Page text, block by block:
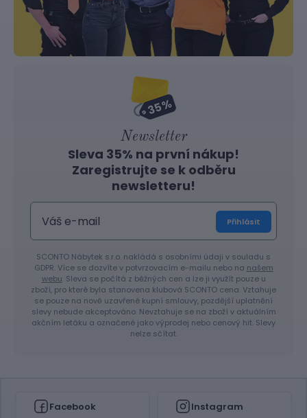
Newsletter
Sleva 35% na první nákup!
Zaregistrujte se k odběru
newsletteru!
Přihlásit
SCONTO Nábytek s.r.o. nakládá s osobními údaji v souladu s
GDPR. Více se dozvíte v potvrzovacím e-mailu nebo na našem
webu. Sleva se počítá z běžných cen a lze ji využít pouze u
zboží, pro které byla stanovena klubová SCONTO cena. Vztahuje
se pouze na nově uzavřené kupní smlouvy, pozdější uplatnění
slevy nebude akceptováno. Nevztahuje se na zboží v aktuálním
akčním letáku a označené jako výprodej nebo cenový hit. Slevy
nelze sčítat.
Facebook Instagram